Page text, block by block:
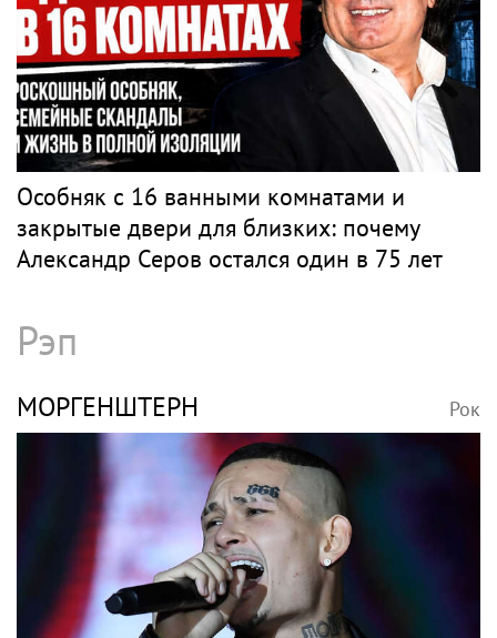
Особняк с 16 ванными комнатами и
закрытые двери для близких: почему
Александр Серов остался один в 75 лет
Рэп
МОРГЕНШТЕРН Рок